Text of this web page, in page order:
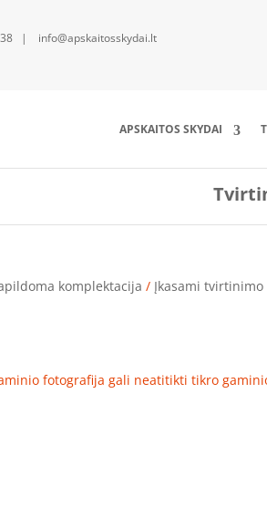
| info@apskaitosskydai.lt
APSKAITOS SKYDAI
komplektacija / Įkasami tvirtinimo
fotografija gali neatitikti tikro